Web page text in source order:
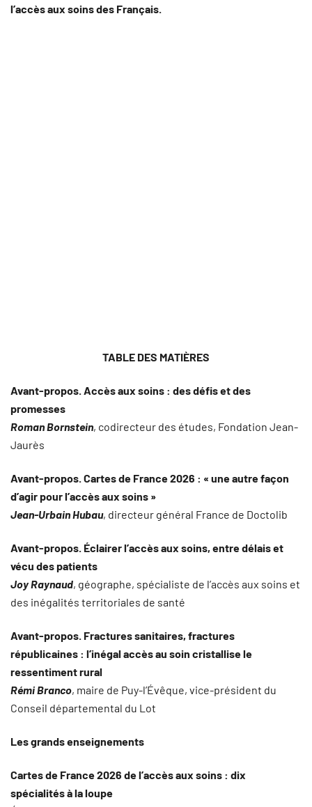
l’accès aux soins des Français.
TABLE DES MATIÈRES
Avant-propos. Accès aux soins : des défis et des
promesses
Roman Bornstein, codirecteur des études, Fondation Jean-
Jaurès
Avant-propos. Cartes de France 2026 : « une autre façon
d’agir pour l’accès aux soins »
Jean-Urbain Hubau, directeur général France de Doctolib
Avant-propos. Éclairer l’accès aux soins, entre délais et
vécu des patients
Joy Raynaud, géographe, spécialiste de l’accès aux soins et
des inégalités territoriales de santé
Avant-propos. Fractures sanitaires, fractures
républicaines : l’inégal accès au soin cristallise le
ressentiment rural
Rémi Branco, maire de Puy-l’Évêque, vice-président du
Conseil départemental du Lot
Les grands enseignements
Cartes de France 2026 de l’accès aux soins : dix
spécialités à la loupe